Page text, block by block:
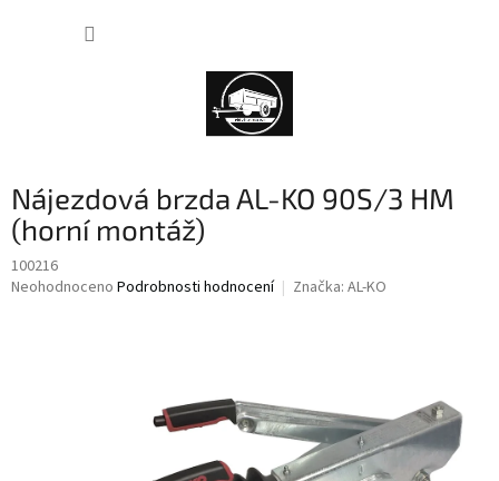
Nájezdová brzda AL-KO 90S/3 HM
(horní montáž)
100216
Průměrné
Neohodnoceno Podrobnosti hodnocení Značka: AL-KO